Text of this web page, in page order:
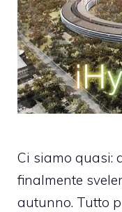
Ci siamo quasi:
finalmente
autunno. Tutto